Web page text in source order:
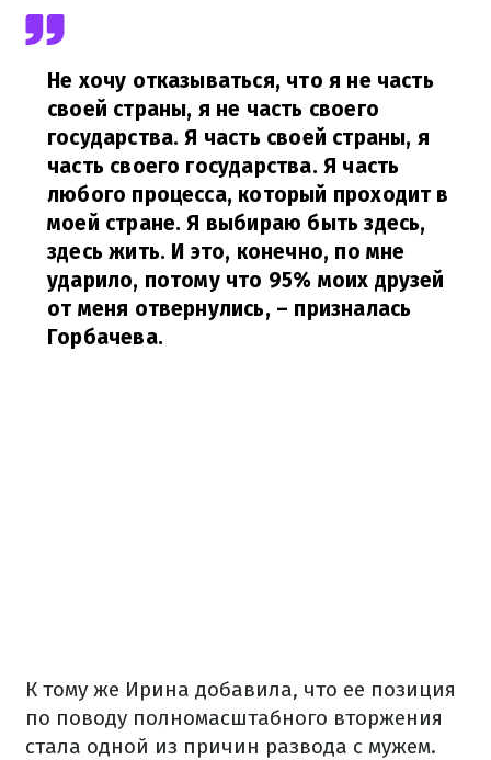
Не хочу отказываться, что я не часть
своей страны, я не часть своего
государства. Я часть своей страны, я
часть своего государства. Я часть
любого процесса, который проходит в
моей стране. Я выбираю быть здесь,
здесь жить. И это, конечно, по мне
ударило, потому что 95% моих друзей
от меня отвернулись, – призналась
Горбачева.
К тому же Ирина добавила, что ее позиция
по поводу полномасштабного вторжения
стала одной из причин развода с мужем.